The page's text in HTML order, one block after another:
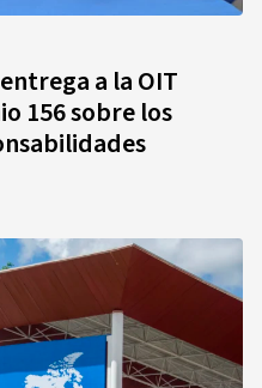
a la OIT
156 sobre los